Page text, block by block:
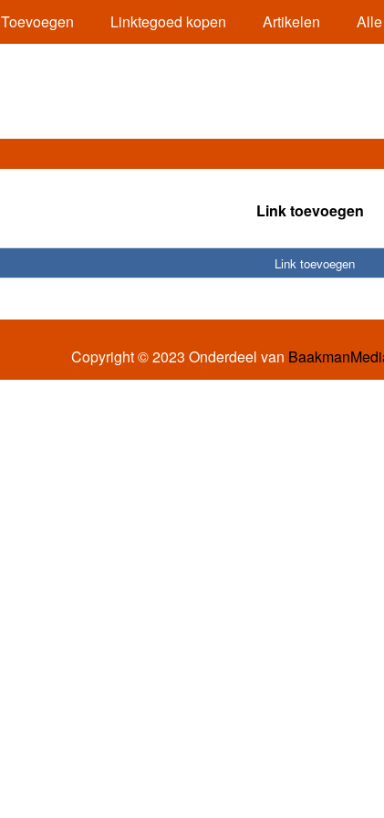
Toevoegen Linktegoed kopen Artikelen
Link toevoegen
Link toevoegen
Copyright © 2023 Onderdeel van